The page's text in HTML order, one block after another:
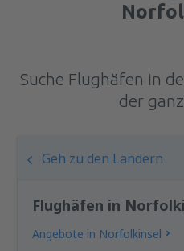
Suche Flughäfen in
der
Geh zu den Ländern
Flughäfen in
Angebote in Norfolkinsel